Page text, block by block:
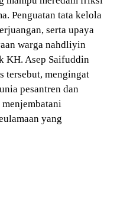
Penguatan tata kelola
serta upaya
warga nahdliyin
KH. Asep Saifuddin
tersebut, mengingat
pesantren dan
menjembatani
yang